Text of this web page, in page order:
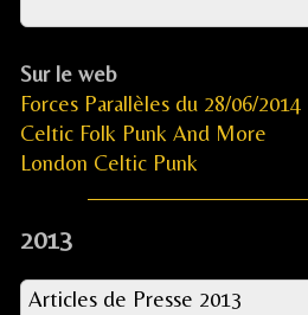
Sur le web
Forces Parallèles du 28/06/2014
Celtic Folk Punk And More
London Celtic Punk
2013
Articles de Presse 2013